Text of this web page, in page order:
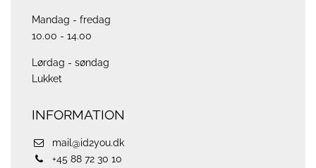
Mandag - fredag
10.00 - 14.00
Lørdag - søndag
Lukket
INFORMATION
mail@id2you.dk
+45 88 72 30 10